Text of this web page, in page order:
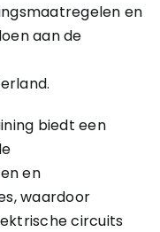
en
aan de
biedt een
en
waardoor
circuits